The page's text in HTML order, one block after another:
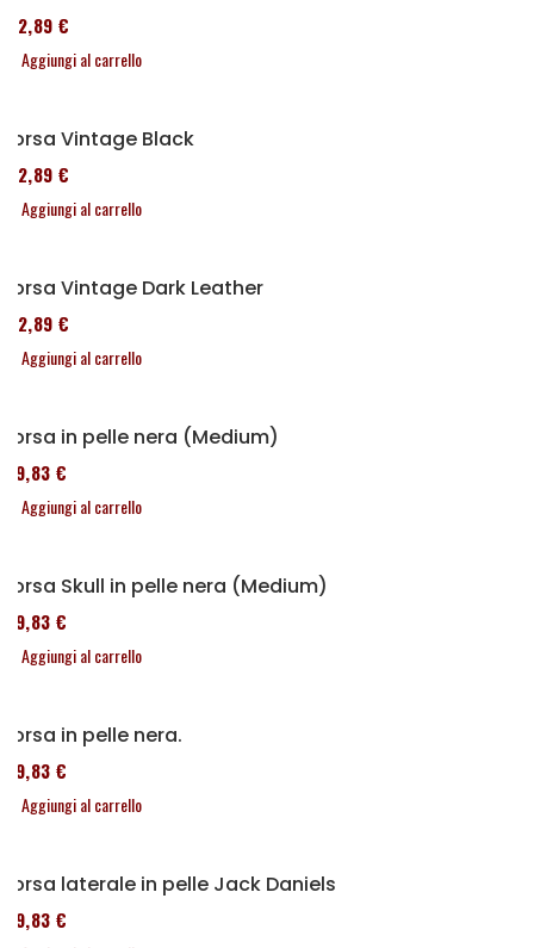
152,89 €
Aggiungi al carrello
Borsa Vintage Black
152,89 €
Aggiungi al carrello
Borsa Vintage Dark Leather
152,89 €
Aggiungi al carrello
Borsa in pelle nera (Medium)
119,83 €
Aggiungi al carrello
Borsa Skull in pelle nera (Medium)
119,83 €
Aggiungi al carrello
Borsa in pelle nera.
119,83 €
Aggiungi al carrello
Borsa laterale in pelle Jack Daniels
119,83 €